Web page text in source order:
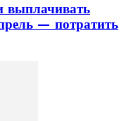
выплачивать
— потратить